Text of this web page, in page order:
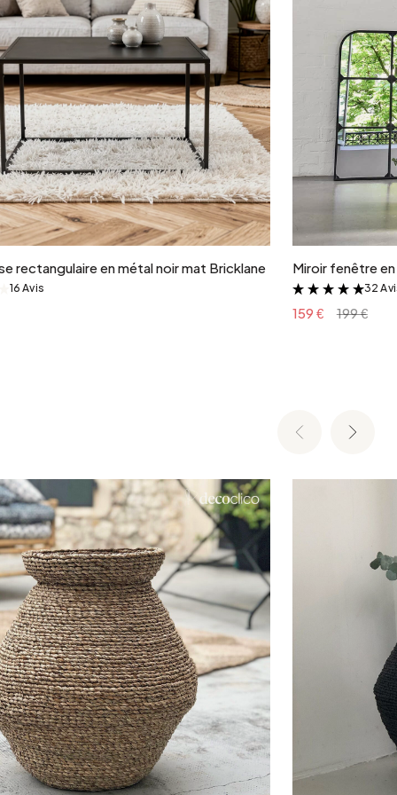
Ajouter au panier
rectangulaire en métal noir mat Bricklane
&
16 Avis
Miroir fenêtre
&
32
159 € 199 €
Ajouter au panier